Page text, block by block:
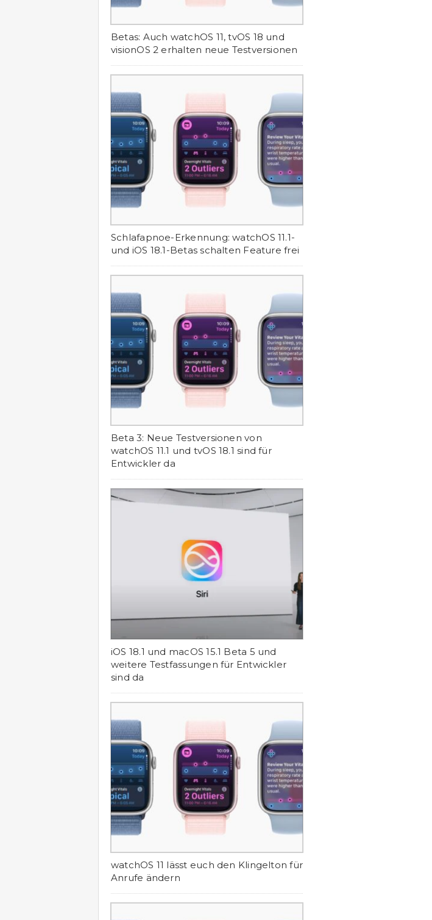
Betas: Auch watchOS 11, tvOS 18 und
visionOS 2 erhalten neue Testversionen
Schlafapnoe-Erkennung: watchOS 11.1-
und iOS 18.1-Betas schalten Feature frei
Beta 3: Neue Testversionen von
watchOS 11.1 und tvOS 18.1 sind für
Entwickler da
iOS 18.1 und macOS 15.1 Beta 5 und
weitere Testfassungen für Entwickler
sind da
watchOS 11 lässt euch den Klingelton für
Anrufe ändern